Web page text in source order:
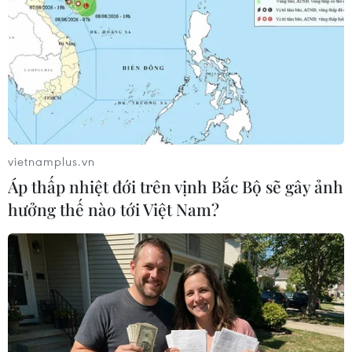
TIN LIÊN QUAN
Đàm phán thương mại giữa Anh và Mỹ về
vietnamplus.vn
Áp thấp nhiệt đới trên vịnh Bắc Bộ sẽ gây ảnh
hưởng thế nào tới Việt Nam?